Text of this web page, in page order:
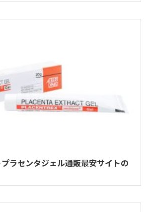
プラセンタジェル通販最安サイトの